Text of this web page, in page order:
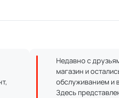
Недавно с
магазин и
обслуживанием и
Здесь